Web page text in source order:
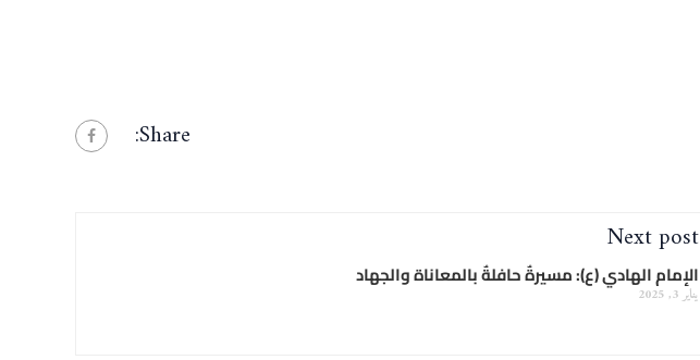
Share:
Next post
الإمام الهادي (ع): مسيرةٌ حافلةٌ بالمعاناة والجهاد
يناير 3, 2025